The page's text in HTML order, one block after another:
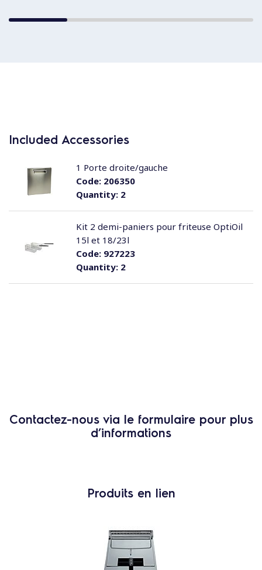
Included Accessories
Quantity:2
Code:206350
1 Porte droite/gauche
Quantity:2
Code:927223
Kit 2 demi-paniers pour friteuse OptiOil
15l et 18/23l
Contactez-nous via le formulaire pour plus
d’informations
Produits en lien